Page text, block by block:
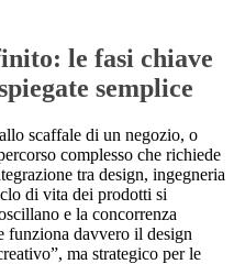
le fasi chiave
semplice
scaffale di un negozio, o
complesso che richiede
tra design, ingegneria
di vita dei prodotti si
e la concorrenza
funziona davvero il design
ma strategico per le